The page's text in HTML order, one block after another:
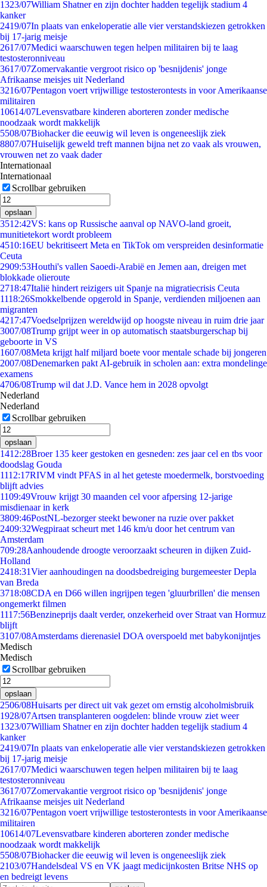
1323/07William Shatner en zijn dochter hadden tegelijk stadium 4
kanker
2419/07In plaats van enkeloperatie alle vier verstandskiezen getrokken
bij 17-jarig meisje
2617/07Medici waarschuwen tegen helpen militairen bij te laag
testosteronniveau
3617/07Zomervakantie vergroot risico op 'besnijdenis' jonge
Afrikaanse meisjes uit Nederland
3216/07Pentagon voert vrijwillige testosterontests in voor Amerikaanse
militairen
10614/07Levensvatbare kinderen aborteren zonder medische
noodzaak wordt makkelijk
5508/07Biohacker die eeuwig wil leven is ongeneeslijk ziek
8807/07Huiselijk geweld treft mannen bijna net zo vaak als vrouwen,
vrouwen net zo vaak dader
Internationaal
Internationaal
Scrollbar gebruiken
opslaan
3512:42VS: kans op Russische aanval op NAVO-land groeit,
munitietekort wordt probleem
4510:16EU bekritiseert Meta en TikTok om verspreiden desinformatie
Ceuta
2909:53Houthi's vallen Saoedi-Arabië en Jemen aan, dreigen met
blokkade olieroute
2718:47Italië hindert reizigers uit Spanje na migratiecrisis Ceuta
1118:26Smokkelbende opgerold in Spanje, verdienden miljoenen aan
migranten
4217:47Voedselprijzen wereldwijd op hoogste niveau in ruim drie jaar
3007/08Trump grijpt weer in op automatisch staatsburgerschap bij
geboorte in VS
1607/08Meta krijgt half miljard boete voor mentale schade bij jongeren
2007/08Denemarken pakt AI-gebruik in scholen aan: extra mondelinge
examens
4706/08Trump wil dat J.D. Vance hem in 2028 opvolgt
Nederland
Nederland
Scrollbar gebruiken
opslaan
1412:28Broer 135 keer gestoken en gesneden: zes jaar cel en tbs voor
doodslag Gouda
1112:17RIVM vindt PFAS in al het geteste moedermelk, borstvoeding
blijft advies
1109:49Vrouw krijgt 30 maanden cel voor afpersing 12-jarige
misdienaar in kerk
3809:46PostNL-bezorger steekt bewoner na ruzie over pakket
2409:32Wegpiraat scheurt met 146 km/u door het centrum van
Amsterdam
709:28Aanhoudende droogte veroorzaakt scheuren in dijken Zuid-
Holland
2418:31Vier aanhoudingen na doodsbedreiging burgemeester Depla
van Breda
3718:08CDA en D66 willen ingrijpen tegen 'gluurbrillen' die mensen
ongemerkt filmen
1117:56Benzineprijs daalt verder, onzekerheid over Straat van Hormuz
blijft
3107/08Amsterdams dierenasiel DOA overspoeld met babykonijntjes
Medisch
Medisch
Scrollbar gebruiken
opslaan
2506/08Huisarts per direct uit vak gezet om ernstig alcoholmisbruik
1928/07Artsen transplanteren oogdelen: blinde vrouw ziet weer
1323/07William Shatner en zijn dochter hadden tegelijk stadium 4
kanker
2419/07In plaats van enkeloperatie alle vier verstandskiezen getrokken
bij 17-jarig meisje
2617/07Medici waarschuwen tegen helpen militairen bij te laag
testosteronniveau
3617/07Zomervakantie vergroot risico op 'besnijdenis' jonge
Afrikaanse meisjes uit Nederland
3216/07Pentagon voert vrijwillige testosterontests in voor Amerikaanse
militairen
10614/07Levensvatbare kinderen aborteren zonder medische
noodzaak wordt makkelijk
5508/07Biohacker die eeuwig wil leven is ongeneeslijk ziek
2103/07Handelsdeal VS en VK jaagt medicijnkosten Britse NHS op
en bedreigt levens